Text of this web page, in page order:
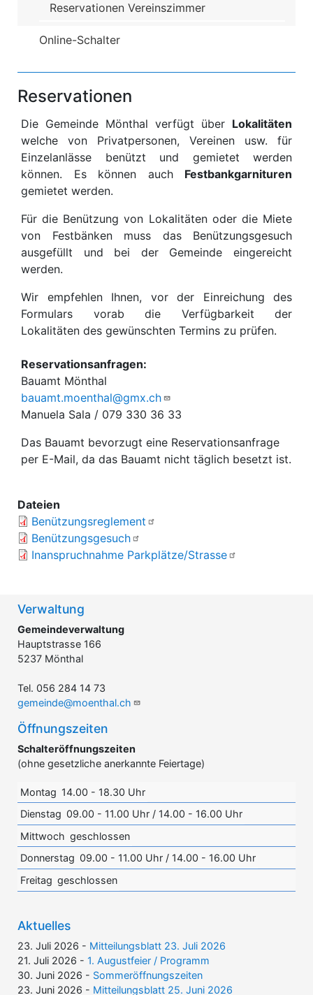
Reservationen Vereinszimmer
Online-Schalter
Reservationen
Die Gemeinde Mönthal verfügt über Lokalitäten
welche von Privatpersonen, Vereinen usw. für
Einzelanlässe benützt und gemietet werden
können. Es können auch Festbankgarnituren
gemietet werden.
Für die Benützung von Lokalitäten oder die Miete
von Festbänken muss das Benützungsgesuch
ausgefüllt und bei der Gemeinde eingereicht
werden.
Wir empfehlen Ihnen, vor der Einreichung des
Formulars vorab die Verfügbarkeit der
Lokalitäten des gewünschten Termins zu prüfen.
Reservationsanfragen:
Bauamt Mönthal
bauamt.moenthal@gmx.ch
Manuela Sala / 079 330 36 33
Das Bauamt bevorzugt eine Reservationsanfrage
per E-Mail, da das Bauamt nicht täglich besetzt ist.
Dateien
Benützungsreglement
Benützungsgesuch
Inanspruchnahme Parkplätze/Strasse
Verwaltung
Gemeindeverwaltung
Hauptstrasse 166
5237 Mönthal
Tel. 056 284 14 73
gemeinde@moenthal.ch
Öffnungszeiten
Schalteröffnungszeiten
(ohne gesetzliche anerkannte Feiertage)
Montag 14.00 - 18.30 Uhr
Dienstag 09.00 - 11.00 Uhr / 14.00 - 16.00 Uhr
Mittwoch geschlossen
Donnerstag 09.00 - 11.00 Uhr / 14.00 - 16.00 Uhr
Freitag geschlossen
Aktuelles
23. Juli 2026 - Mitteilungsblatt 23. Juli 2026
21. Juli 2026 - 1. Augustfeier / Programm
30. Juni 2026 - Sommeröffnungszeiten
23. Juni 2026 - Mitteilungsblatt 25. Juni 2026